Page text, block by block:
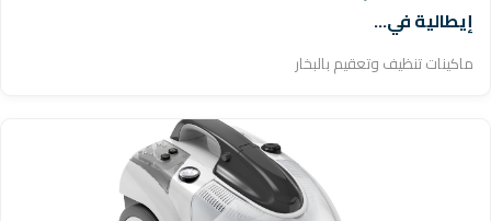
إيطالية في...
ماكينات تنظيف وتعقيم بالبخار